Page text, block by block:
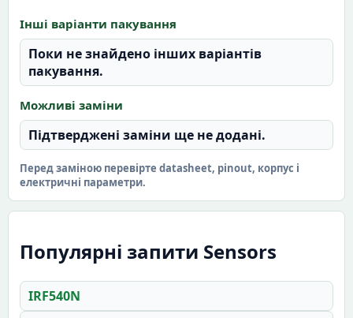
Інші варіанти пакування
Поки не знайдено інших варіантів
пакування.
Можливі заміни
Підтверджені заміни ще не додані.
Перед заміною перевірте datasheet, pinout, корпус і
електричні параметри.
Популярні запити Sensors
IRF540N